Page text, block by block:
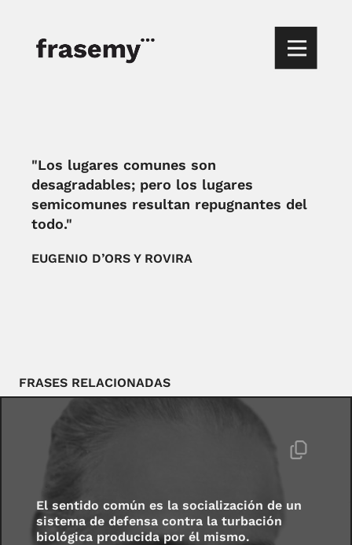
"Los lugares comunes son
desagradables; pero los lugares
semicomunes resultan repugnantes del
todo."
EUGENIO D’ORS Y ROVIRA
FRASES RELACIONADAS
El sentido común es la socialización de un
sistema de defensa contra la turbación
biológica producida por él mismo.